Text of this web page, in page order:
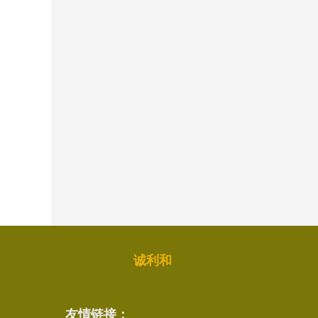
诚利和
友情链接：